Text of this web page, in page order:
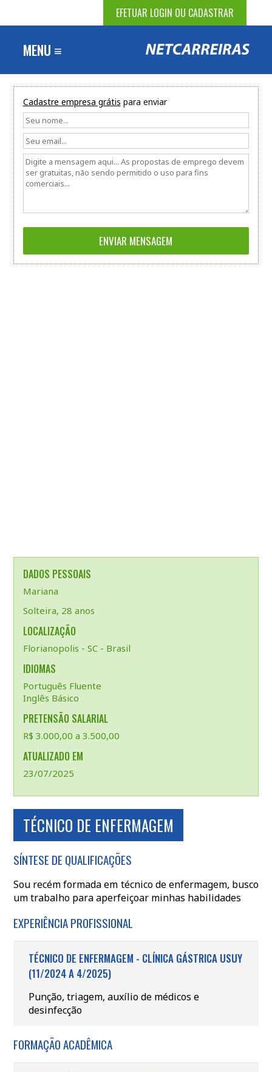
EFETUAR LOGIN OU CADASTRAR
MENU ≡
Cadastre empresa grátis para enviar
DADOS PESSOAIS
Mariana
Solteira, 28 anos
LOCALIZAÇÃO
Florianopolis - SC - Brasil
IDIOMAS
Português Fluente
Inglês Básico
PRETENSÃO SALARIAL
R$ 3.000,00 a 3.500,00
ATUALIZADO EM
23/07/2025
TÉCNICO DE ENFERMAGEM
SÍNTESE DE QUALIFICAÇÕES
Sou recém formada em técnico de enfermagem, busco
um trabalho para aperfeiçoar minhas habilidades
EXPERIÊNCIA PROFISSIONAL
TÉCNICO DE ENFERMAGEM - CLÍNICA GÁSTRICA USUY
(11/2024 A 4/2025)
Punção, triagem, auxílio de médicos e
desinfecção
FORMAÇÃO ACADÊMICA